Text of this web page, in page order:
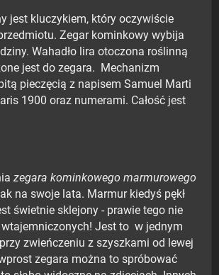
jest kluczykiem, który oczywiście
Zegar kominkowy wybija
Wahadło lira otoczona roślinną
jest do zegara. Mechanizm
pieczęcią z napisem Samuel Marti
1900 oraz numerami. Całość jest
zegara kominkowego marmurowego
na swoje lata. Marmur kiedyś pękł
świetnie sklejony - prawie tego nie
Jest to w jednym
zwieńczeniu z szyszkami od lewej
zegara można to spróbować